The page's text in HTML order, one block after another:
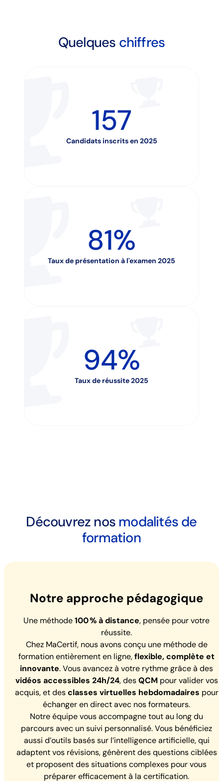
Quelques chiffres
157
Candidats inscrits en 2025
81%
Taux de présentation à l'examen 2025
94%
Taux de réussite 2025
Découvrez nos modalités de
formation
Notre approche pédagogique
Une méthode100 % à distance, pensée pour votre
réussite.
Chez MaCertif, nous avons conçu une méthode de
formation entièrement en ligne,flexible, complète et
innovante. Vous avancez à votre rythme grâce à des
vidéos accessibles 24h/24, desQCM pour valider vos
acquis, et desclasses virtuelles hebdomadaires pour
échanger en direct avec nos formateurs.
Notre équipe vous accompagne tout au long du
parcours avec un suivi personnalisé. Vous bénéficiez
aussi d’outils basés sur l’intelligence artificielle, qui
adaptent vos révisions, génèrent des questions ciblées
et proposent des situations complexes pour vous
préparer efficacement à la certification.